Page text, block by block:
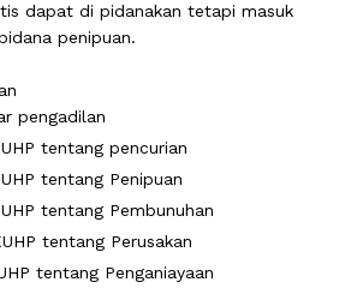
dapat di pidanakan tetapi masuk
penipuan.
pengadilan
tentang pencurian
tentang Penipuan
tentang Pembunuhan
tentang Perusakan
tentang Penganiayaan